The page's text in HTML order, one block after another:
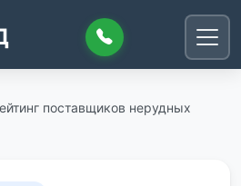
поставщиков нерудных